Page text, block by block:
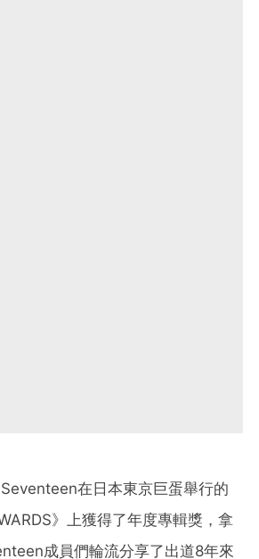
在日本東京巨蛋舉行的
》上獲得了年度專輯獎，拿
成員們輪流分享了出道8年來